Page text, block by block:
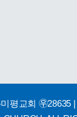
평교회 ㉾28635